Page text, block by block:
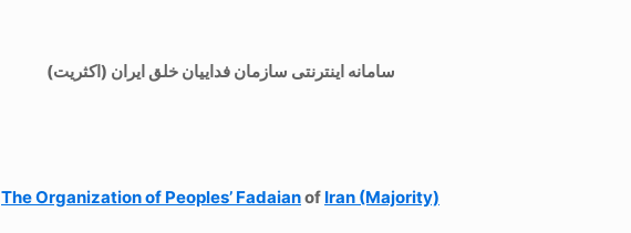
سامانه اینترنتی سازمان فداییان خلق ایران (اکثریت)
The Organization of Peoples’ Fadaianof Iran (Majority)